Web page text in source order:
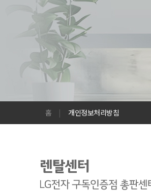
홈 | 개인정보처리방침